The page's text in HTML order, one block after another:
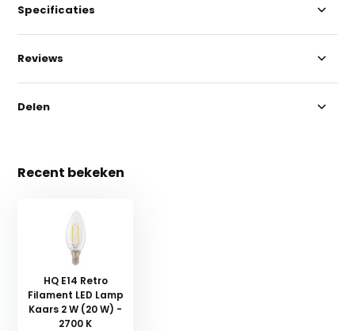
Specificaties
Reviews
Delen
Recent bekeken
HQ E14 Retro
Filament LED Lamp
Kaars 2 W (20 W) -
2700 K